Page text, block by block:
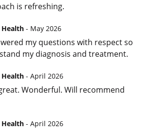
is refreshing.
Health - May 2026
my questions with respect so
my diagnosis and treatment.
Health - April 2026
Wonderful. Will recommend
Health - April 2026